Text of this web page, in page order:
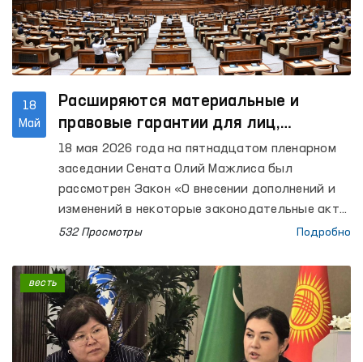
18
Май
Расширяются материальные и
правовые гарантии для лиц,
содержащихся в следственных
изоляторах
18 мая 2026 года на пятнадцатом пленарном
заседании Сената Олий Мажлиса был
рассмотрен Закон «О внесении дополнений и
изменений в некоторые законодательные акты
Республики Узбекистан».
532 Просмотры Подробно
весть